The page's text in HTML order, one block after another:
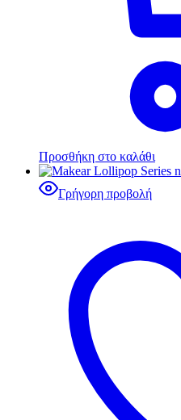
Προσθήκη στο καλάθι
Γρήγορη προβολή